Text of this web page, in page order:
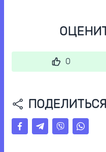
0
ПОДЕЛИТЬСЯ